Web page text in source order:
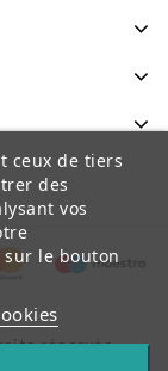
ceux de tiers
des
vos
le bouton
réservés